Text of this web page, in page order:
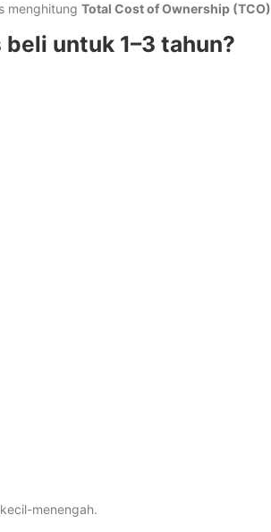
menghitung Total Cost of Ownership (TCO)
untuk 1–3 tahun?
menengah.